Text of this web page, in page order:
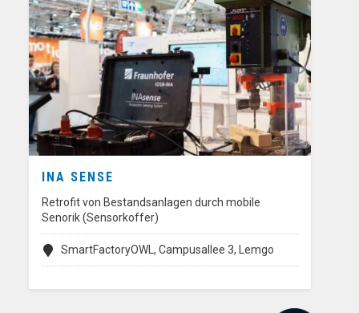
INA SENSE
Retrofit von Bestandsanlagen durch mobile
Senorik (Sensorkoffer)
SmartFactoryOWL, Campusallee 3, Lemgo